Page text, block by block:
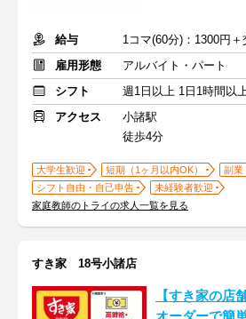
給与
1コマ(60分)：1300円＋
雇用形態
アルバイト・パート
シフト
週1日以上 1日1時間以
アクセス
小諸駅
徒歩4分
大学生歓迎 短期（1ヶ月以内OK）
副業
シフト自由・自己申告
未経験者歓迎
家庭教師のトライの求人一覧を見る
すき家 18号小諸店
【すき家の店